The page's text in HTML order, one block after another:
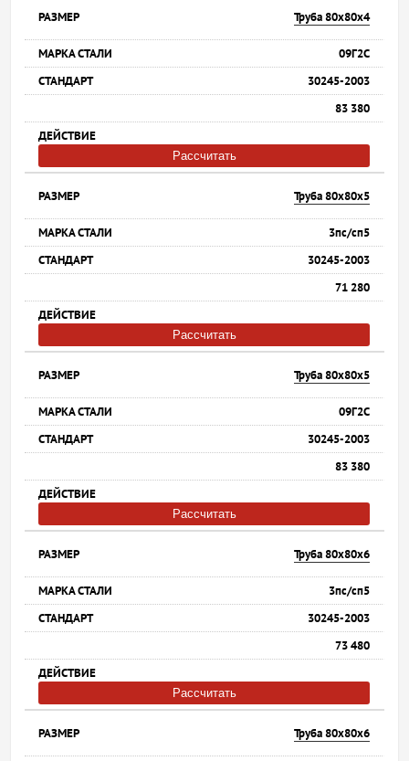
Труба 80х80х4
09Г2С
30245-2003
83 380
Рассчитать
Труба 80х80х5
3пс/сп5
30245-2003
71 280
Рассчитать
Труба 80х80х5
09Г2С
30245-2003
83 380
Рассчитать
Труба 80х80х6
3пс/сп5
30245-2003
73 480
Рассчитать
Труба 80х80х6